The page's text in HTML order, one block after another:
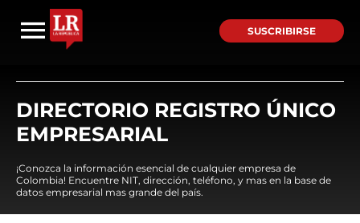
SUSCRIBIRSE
DIRECTORIO REGISTRO ÚNICO
EMPRESARIAL
¡Conozca la información esencial de cualquier empresa de
Colombia! Encuentre NIT, dirección, teléfono, y mas en la base de
datos empresarial mas grande del país.